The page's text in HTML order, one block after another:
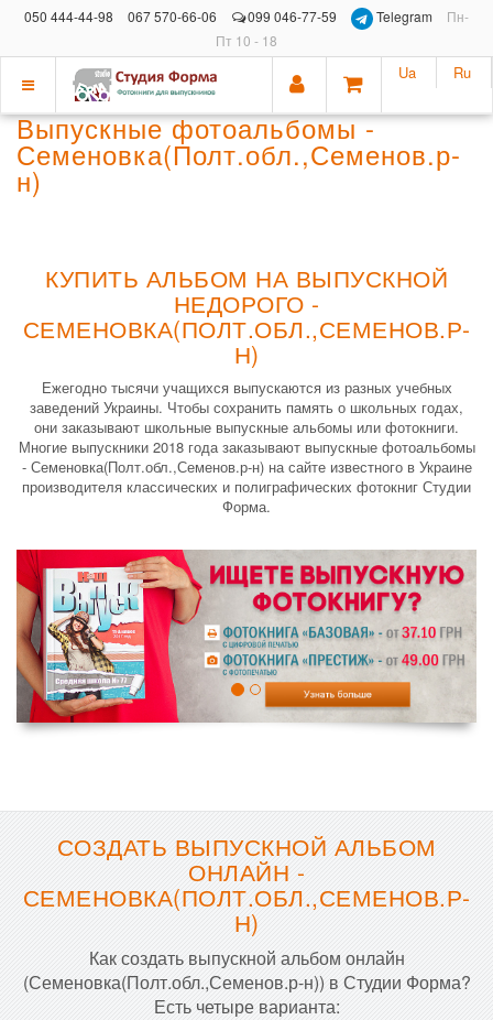
050 444-44-98 067 570-66-06 099 046-77-59 Telegram
Пн-
Пт 10 - 18
Показать
меню
Ua Ru
Выпускные фотоальбомы -
Семеновка(Полт.обл.,Семенов.р-
н)
КУПИТЬ АЛЬБОМ НА ВЫПУСКНОЙ
НЕДОРОГО -
СЕМЕНОВКА(ПОЛТ.ОБЛ.,СЕМЕНОВ.Р-
Н)
Ежегодно тысячи учащихся выпускаются из разных учебных
заведений Украины. Чтобы сохранить память о школьных годах,
они заказывают школьные выпускные альбомы или фотокниги.
Многие выпускники 2018 года заказывают выпускные фотоальбомы
- Семеновка(Полт.обл.,Семенов.р-н) на сайте известного в Украине
производителя классических и полиграфических фотокниг Студии
Форма.
СОЗДАТЬ ВЫПУСКНОЙ АЛЬБОМ
ОНЛАЙН -
СЕМЕНОВКА(ПОЛТ.ОБЛ.,СЕМЕНОВ.Р-
Н)
Как создать выпускной альбом онлайн
(Семеновка(Полт.обл.,Семенов.р-н)) в Студии Форма?
Есть четыре варианта: